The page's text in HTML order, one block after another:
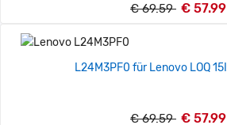
€ 69.59 € 57.99
L24M3PF0 für Lenovo LOQ
€ 69.59 € 57.99